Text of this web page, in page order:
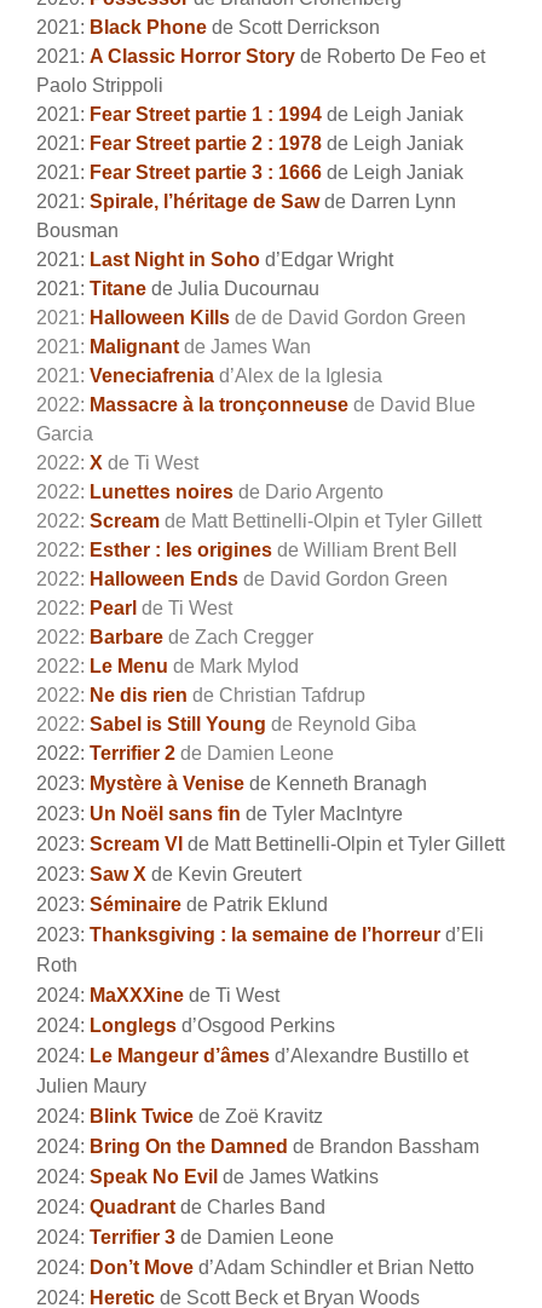
2021: Black Phone de Scott Derrickson
2021: A Classic Horror Story de Roberto De Feo et
Paolo Strippoli
2021: Fear Street partie 1 : 1994 de Leigh Janiak
2021: Fear Street partie 2 : 1978 de Leigh Janiak
2021: Fear Street partie 3 : 1666 de Leigh Janiak
2021: Spirale, l’héritage de Sawde Darren Lynn
Bousman
2021: Last Night in Soho d’Edgar Wright
2021: Titane de Julia Ducournau
2021: Halloween Kills de de David Gordon Green
2021: Malignant de James Wan
2021: Veneciafrenia d’Alex de la Iglesia
2022: Massacre à la tronçonneuse de David Blue
Garcia
2022: X de Ti West
2022: Lunettes noires de Dario Argento
2022: Scream de Matt Bettinelli-Olpin et Tyler Gillett
2022: Esther : les origines de William Brent Bell
2022: Halloween Ends de David Gordon Green
2022: Pearl de Ti West
2022: Barbare de Zach Cregger
2022: Le Menu de Mark Mylod
2022: Ne dis rien de Christian Tafdrup
2022: Sabel is Still Young de Reynold Giba
2022: Terrifier 2 de Damien Leone
2023: Mystère à Venise de Kenneth Branagh
2023: Un Noël sans fin de Tyler MacIntyre
2023: Scream VI de Matt Bettinelli-Olpin et Tyler Gillett
2023: Saw X de Kevin Greutert
2023: Séminaire de Patrik Eklund
2023: Thanksgiving : la semaine de l’horreur d’Eli
Roth
2024: MaXXXine de Ti West
2024: Longlegs d’Osgood Perkins
2024: Le Mangeur d’âmes d’Alexandre Bustillo et
Julien Maury
2024: Blink Twice de Zoë Kravitz
2024: Bring On the Damned de Brandon Bassham
2024: Speak No Evil de James Watkins
2024: Quadrant de Charles Band
2024: Terrifier 3 de Damien Leone
2024: Don’t Move d’Adam Schindler et Brian Netto
2024: Heretic de Scott Beck et Bryan Woods